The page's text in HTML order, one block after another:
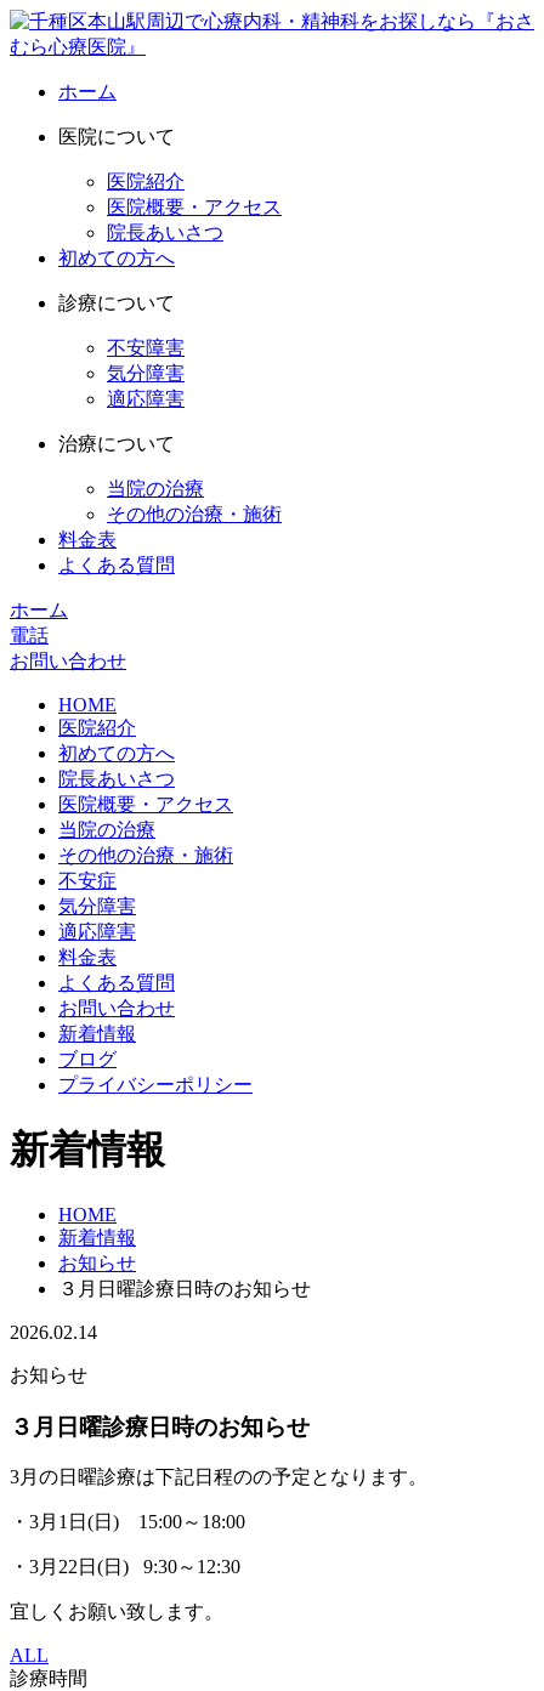
ホーム
医院について
医院紹介
医院概要・アクセス
院長あいさつ
初めての方へ
診療について
不安障害
気分障害
適応障害
治療について
当院の治療
その他の治療・施術
料金表
よくある質問
ホーム
電話
お問い合わせ
HOME
医院紹介
初めての方へ
院長あいさつ
医院概要・アクセス
当院の治療
その他の治療・施術
不安症
気分障害
適応障害
料金表
よくある質問
お問い合わせ
新着情報
ブログ
プライバシーポリシー
新着情報
HOME
新着情報
お知らせ
３月日曜診療日時のお知らせ
2026.02.14
お知らせ
３月日曜診療日時のお知らせ
3月の日曜診療は下記日程のの予定となります。
・3月1日(日) 15:00～18:00
・3月22日(日) 9:30～12:30
宜しくお願い致します。
ALL
診療時間